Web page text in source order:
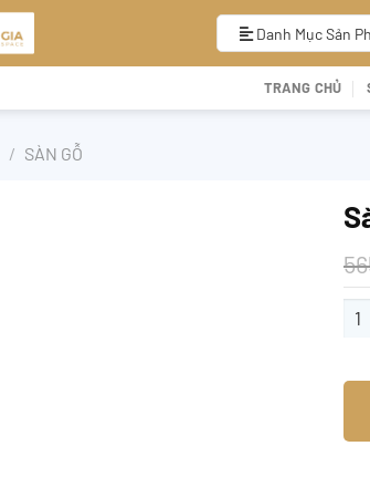
Danh Mục Sản
TRANG CHỦ
/ SÀN GỖ